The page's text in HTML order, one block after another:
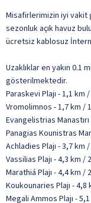
Misafirlerimizin iyi vakit
sezonluk açık havuz
ücretsiz kablosuz
Uzaklıklar en yakın
gösterilmektedir.
Paraskevi Plajı - 1,1 km
Vromolimnos - 1,7 km /
Evangelistrias
Panagias Kounistras
Achladies Plajı - 3,7 km
Vassilias Plajı - 4,3 km /
Marathiá Plajı - 4,4 km /
Koukounaries Plajı - 4,8
Megali Ammos Plajı -